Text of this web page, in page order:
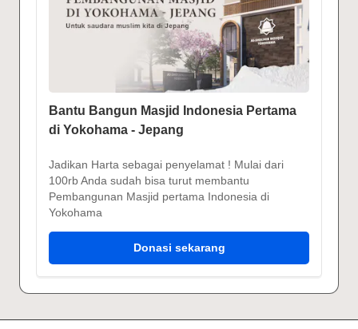
Bantu Bangun Masjid Indonesia Pertama
di Yokohama - Jepang
Jadikan Harta sebagai penyelamat ! Mulai dari
100rb Anda sudah bisa turut membantu
Pembangunan Masjid pertama Indonesia di
Yokohama
Donasi sekarang